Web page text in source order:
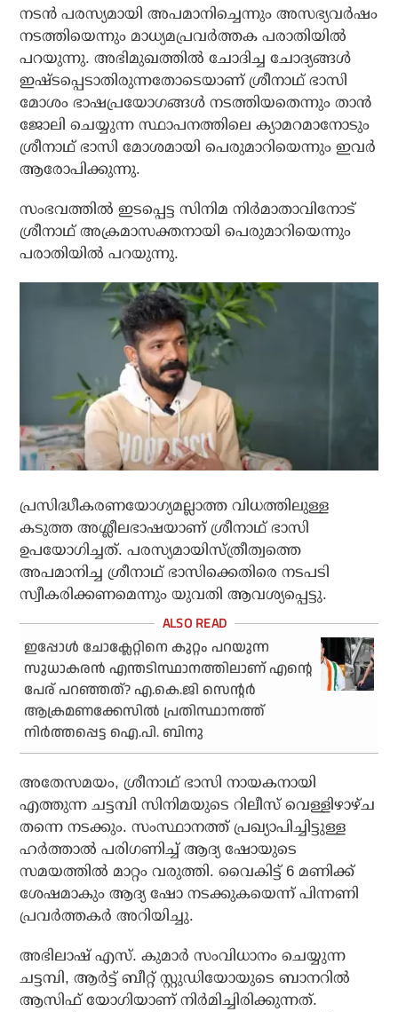
നടന്‍ പരസ്യമായി അപമാനിച്ചെന്നും അസഭ്യവര്‍ഷം
നടത്തിയെന്നും മാധ്യമപ്രവര്‍ത്തക പരാതിയില്‍
പറയുന്നു. അഭിമുഖത്തില്‍ ചോദിച്ച ചോദ്യങ്ങള്‍
ഇഷ്ടപ്പെടാതിരുന്നതോടെയാണ് ശ്രീനാഥ് ഭാസി
മോശം ഭാഷപ്രയോഗങ്ങള്‍ നടത്തിയതെന്നും താന്‍
ജോലി ചെയ്യുന്ന സ്ഥാപനത്തിലെ ക്യാമറമാനോടും
ശ്രീനാഥ് ഭാസി മോശമായി പെരുമാറിയെന്നും ഇവര്‍
ആരോപിക്കുന്നു.
സംഭവത്തില്‍ ഇടപ്പെട്ട സിനിമ നിര്‍മാതാവിനോട്
ശ്രീനാഥ് അക്രമാസക്തനായി പെരുമാറിയെന്നും
പരാതിയില്‍ പറയുന്നു.
പ്രസിദ്ധീകരണയോഗ്യമല്ലാത്ത വിധത്തിലുള്ള
കടുത്ത അശ്ലീലഭാഷയാണ് ശ്രീനാഥ് ഭാസി
ഉപയോഗിച്ചത്. പരസ്യമായിസ്ത്രീത്വത്തെ
അപമാനിച്ച ശ്രീനാഥ് ഭാസിക്കെതിരെ നടപടി
സ്വീകരിക്കണമെന്നും യുവതി ആവശ്യപ്പെട്ടു.
ഇപ്പോള്‍ ചോക്ലേറ്റിനെ കുറ്റം പറയുന്ന
സുധാകരന്‍ എന്തടിസ്ഥാനത്തിലാണ് എന്റെ
പേര് പറഞ്ഞത്? എ.കെ.ജി സെന്റര്‍
ആക്രമണക്കേസില്‍ പ്രതിസ്ഥാനത്ത്
നിര്‍ത്തപ്പെട്ട ഐ.പി. ബിനു
അതേസമയം, ശ്രീനാഥ് ഭാസി നായകനായി
എത്തുന്ന ചട്ടമ്പി സിനിമയുടെ റിലീസ് വെള്ളിഴാഴ്ച
തന്നെ നടക്കും. സംസ്ഥാനത്ത് പ്രഖ്യാപിച്ചിട്ടുള്ള
ഹര്‍ത്താല്‍ പരിഗണിച്ച് ആദ്യ ഷോയുടെ
സമയത്തില്‍ മാറ്റം വരുത്തി. വൈകിട്ട് 6 മണിക്ക്
ശേഷമാകും ആദ്യ ഷോ നടക്കുകയെന്ന് പിന്നണി
പ്രവര്‍ത്തകര്‍ അറിയിച്ചു.
അഭിലാഷ് എസ്. കുമാര്‍ സംവിധാനം ചെയ്യുന്ന
ചട്ടമ്പി, ആര്‍ട്ട് ബീറ്റ് സ്റ്റുഡിയോയുടെ ബാനറില്‍
ആസിഫ് യോഗിയാണ് നിര്‍മിച്ചിരിക്കുന്നത്.